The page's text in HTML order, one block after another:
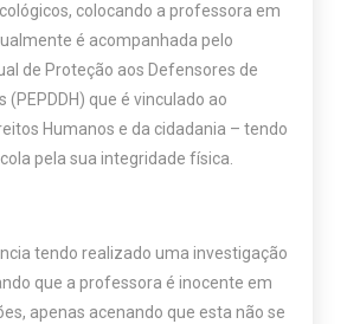
colocando a professora em
é acompanhada pelo
de Proteção aos Defensores de
(PEPDDH) que é vinculado ao
Humanos e da cidadania – tendo
pela sua integridade física.
tendo realizado uma investigação
que a professora é inocente em
apenas acenando que esta não se